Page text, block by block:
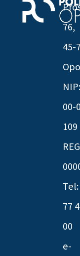
76,
45-
00-
109
77
00
e-